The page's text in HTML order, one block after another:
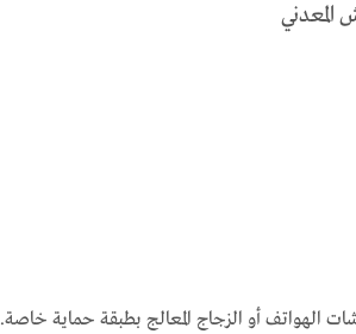
الهواتف أو الزجاج المعالج بطبقة حماية خاصة.